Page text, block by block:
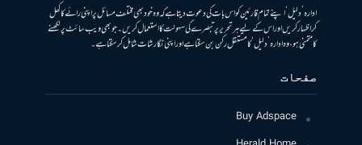
ادارہ ’دلیل‘ اپنے تمام قارئین کو اس بات کی دعوت دیتا ہے کہ وہ خود بھی مختلف مسائل پر اپنی رائے کا کھل
کر اظہار کریں اور اس کے لیے ہر تحریر پر تبصرے کی سہولت کا استعمال کریں۔ جو بھی ویب سائٹ پر لکھنے
کا متمنی ہو، وہ ادارہ ’دلیل‘ کا مستقل رکن بن سکتا ہے اور اپنی نگارشات شامل کرسکتا ہے۔
صفحات
Buy Adspace